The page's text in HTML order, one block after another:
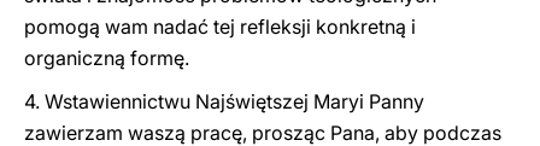
pomogą wam nadać tej refleksji konkretną i
organiczną formę.
4. Wstawiennictwu Najświętszej Maryi Panny
zawierzam waszą pracę, prosząc Pana, aby podczas